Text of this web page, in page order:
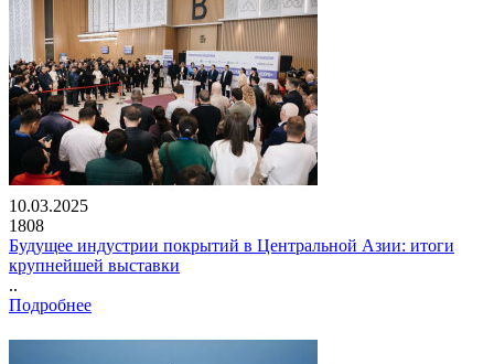
10.03.2025
1808
Будущее индустрии покрытий в Центральной Азии: итоги
крупнейшей выставки
..
Подробнее